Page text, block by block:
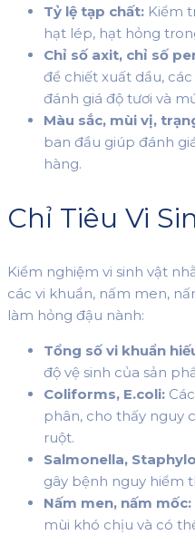
Tỷ lệ tạp chất: Kiểm
hạt lép, hạt hỏng
Chỉ số axit, chỉ số
để chiết xuất dầu,
đánh giá độ tươi và
Màu sắc, mùi vị,
ban đầu giúp đánh
hàng.
Chỉ Tiêu Vi
Kiểm nghiệm vi sinh vật
các vi khuẩn, nấm men,
làm hỏng đậu nành:
Tổng số vi khuẩn
độ vệ sinh của sản
Coliforms, E.coli:
phân, cho thấy nguy
ruột.
Salmonella,
gây bệnh nguy hiểm
Nấm men, nấm mốc:
mùi khó chịu và có